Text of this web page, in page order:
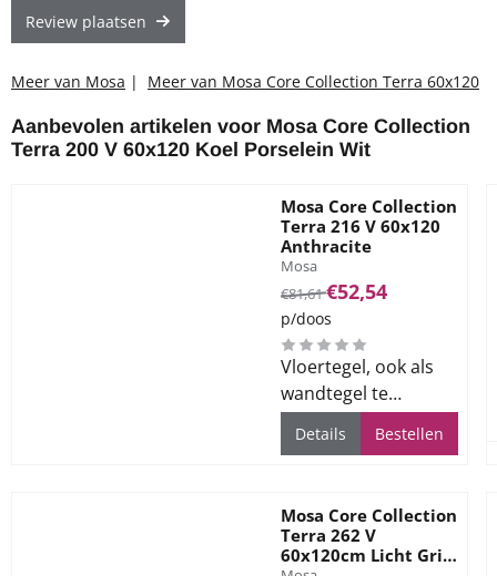
Review plaatsen
Meer van Mosa | Meer van Mosa Core Collection Terra 60x120
Aanbevolen artikelen voor Mosa Core Collection
Terra 200 V 60x120 Koel Porselein Wit
Mosa Core Collection
Terra 216 V 60x120
Anthracite
Merk:
Mosa
Van 81,61 voor 52,54
€81,61€52,54
p/doos
Vloertegel, ook als
wandtegel te
gebruiken, voor alle
ruimtes
Details Bestellen
Mosa Core Collection
Terra 262 V
60x120cm Licht Grijs